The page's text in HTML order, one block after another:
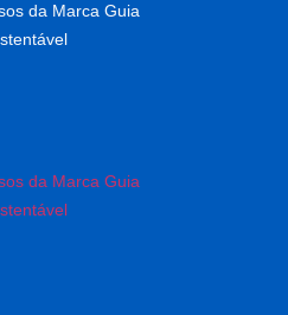
da Marca Guia
da Marca Guia